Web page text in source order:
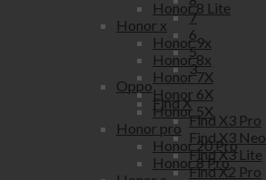
7
6
5
3
Oppo
Find X
Find X3 Pro
Find X3 Neo
Find X3 Lite
Find X2 Pro
Honor 8 Lite
Honor x
Honor 9x
Honor 8x
Honor 7X
Honor 6X
Honor 5X
Honor pro
Honor 20 Pro
Honor 8 Pro